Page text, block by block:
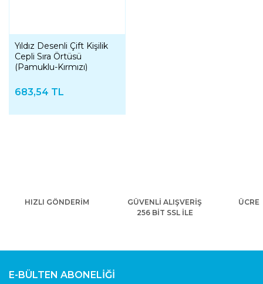
Yıldız Desenli Çift Kişilik
Cepli Sıra Örtüsü
(Pamuklu-Kırmızı)
683,54 TL
HIZLI GÖNDERİM
GÜVENLİ ALIŞVERİŞ
256 BİT SSL İLE
E-BÜLTEN ABONELİĞİ